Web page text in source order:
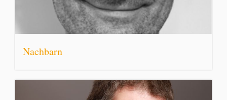
Nachbarn